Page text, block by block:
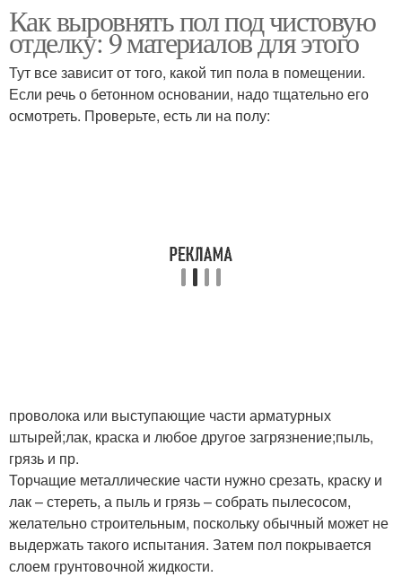
Гипсокартон на стены Гипсокартон на потолок
Стен из гипсокартона
Как выровнять пол под чистовую
отделку: 9 материалов для этого
Тут все зависит от того, какой тип пола в помещении.
Если речь о бетонном основании, надо тщательно его
осмотреть. Проверьте, есть ли на полу:
проволока или выступающие части арматурных
штырей;лак, краска и любое другое загрязнение;пыль,
грязь и пр.
Торчащие металлические части нужно срезать, краску и
лак – стереть, а пыль и грязь – собрать пылесосом,
желательно строительным, поскольку обычный может не
выдержать такого испытания. Затем пол покрывается
слоем грунтовочной жидкости.